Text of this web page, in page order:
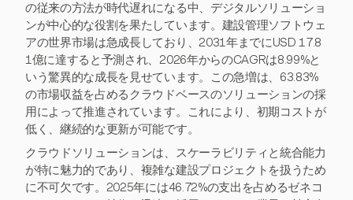
の従来の方法が時代遅れになる中、デジタルソリューショ
ンが中心的な役割を果たしています。建設管理ソフトウェ
アの世界市場は急成長しており、2031年までにUSD 17.8
1億に達すると予測され、2026年からのCAGRは8.99%と
いう驚異的な成長を見せています。この急増は、63.83%
の市場収益を占めるクラウドベースのソリューションの採
用によって推進されています。これにより、初期コストが
低く、継続的な更新が可能です。
クラウドソリューションは、スケーラビリティと統合能力
が特に魅力的であり、複雑な建設プロジェクトを扱うため
に不可欠です。2025年には46.72%の支出を占めるゼネコ